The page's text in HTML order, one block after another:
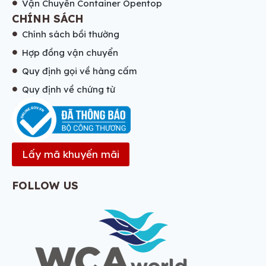
Vận Chuyển Container Opentop
CHÍNH SÁCH
Chính sách bồi thường
Hợp đồng vận chuyển
Quy định gọi về hàng cấm
Quy định về chứng từ
Lấy mã khuyến mãi
FOLLOW US